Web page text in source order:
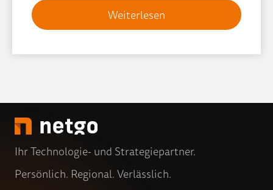
Weiterlesen
Ihr Technologie- und Strategiepartner.
Persönlich. Regional. Verlässlich.